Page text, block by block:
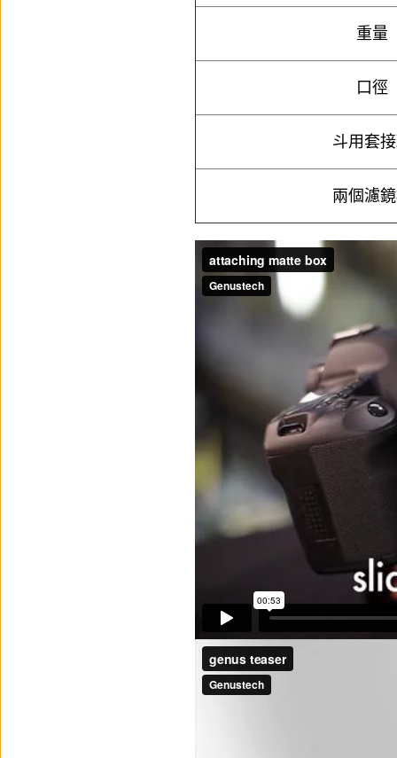
重量
口徑
斗用套
兩個濾